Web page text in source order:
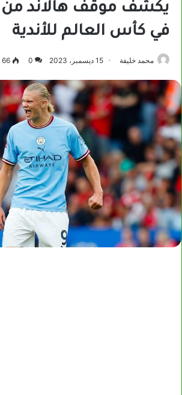
يكشف موقف هالاند من
في كأس العالم للأندية
محمد خليفة 15 ديسمبر، 2023 0
66